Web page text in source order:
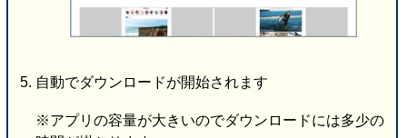
自動でダウンロードが開始されます
※アプリの容量が大きいのでダウンロードには多少の